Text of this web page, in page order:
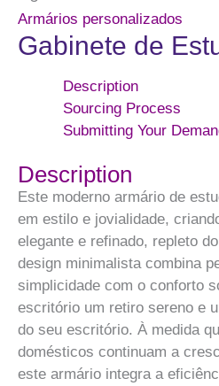
Armários personalizados
Gabinete de
Description
Sourcing Process
Submitting Your
Description
Este moderno armário de
em estilo e jovialidade,
elegante e refinado, repleto
design minimalista combina
simplicidade com o conforto
escritório um retiro sereno e
do seu escritório. À medida
domésticos continuam a
este armário integra a